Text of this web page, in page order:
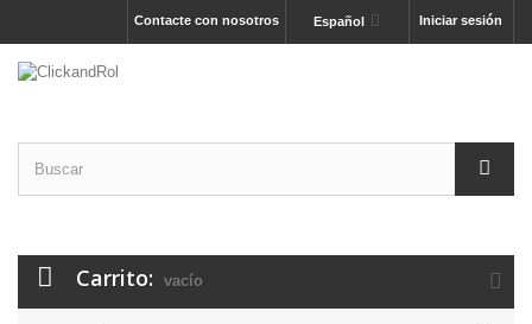
Iniciar sesión
Español
Contacte con nosotros
Carrito: vacío